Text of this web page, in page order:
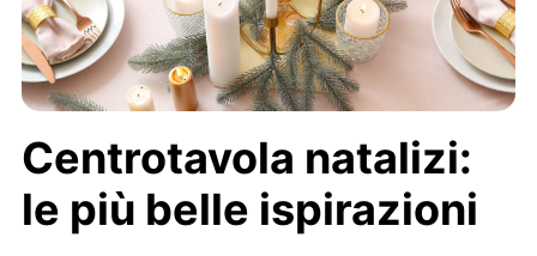
Centrotavola natalizi:
le più belle ispirazioni